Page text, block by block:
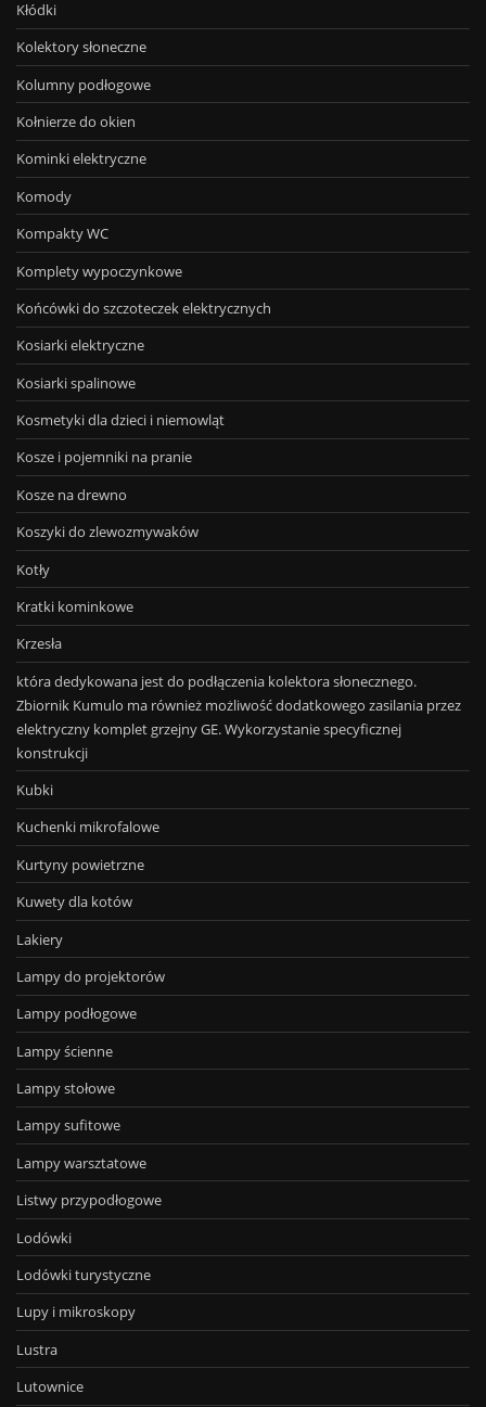
Kłódki
Kolektory słoneczne
Kolumny podłogowe
Kołnierze do okien
Kominki elektryczne
Komody
Kompakty WC
Komplety wypoczynkowe
Końcówki do szczoteczek elektrycznych
Kosiarki elektryczne
Kosiarki spalinowe
Kosmetyki dla dzieci i niemowląt
Kosze i pojemniki na pranie
Kosze na drewno
Koszyki do zlewozmywaków
Kotły
Kratki kominkowe
Krzesła
która dedykowana jest do podłączenia kolektora słonecznego.
Zbiornik Kumulo ma również możliwość dodatkowego zasilania przez
elektryczny komplet grzejny GE. Wykorzystanie specyficznej
konstrukcji
Kubki
Kuchenki mikrofalowe
Kurtyny powietrzne
Kuwety dla kotów
Lakiery
Lampy do projektorów
Lampy podłogowe
Lampy ścienne
Lampy stołowe
Lampy sufitowe
Lampy warsztatowe
Listwy przypodłogowe
Lodówki
Lodówki turystyczne
Lupy i mikroskopy
Lustra
Lutownice